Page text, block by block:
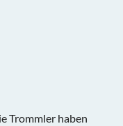
Trommler haben